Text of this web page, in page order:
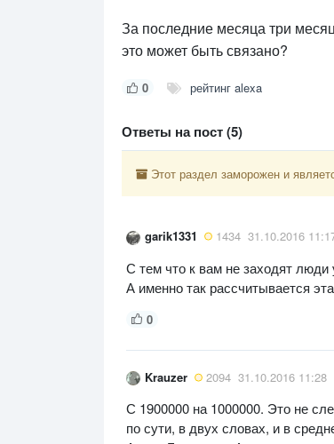
За последние месяца три
это может быть связано?
0 рейтинг alexa
Ответы на пост (5)
Этот раздел заморожен и
garik1331 1434 31.10.2016
С тем что к вам не заходят
А именно так рассчитывается
0
Krauzer 2094 31.10.2016 11:28
С 1900000 на 1000000. Это не
по сути, в двух словах, и в